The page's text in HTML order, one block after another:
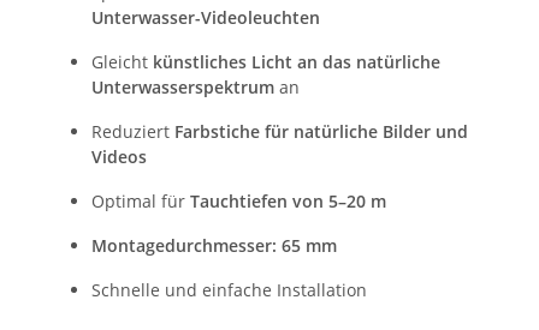
Unterwasser-Videoleuchten
Gleicht künstliches Licht an das natürliche
Unterwasserspektrum an
Reduziert Farbstiche für natürliche Bilder und
Videos
Optimal für Tauchtiefen von 5–20 m
Montagedurchmesser: 65 mm
Schnelle und einfache Installation